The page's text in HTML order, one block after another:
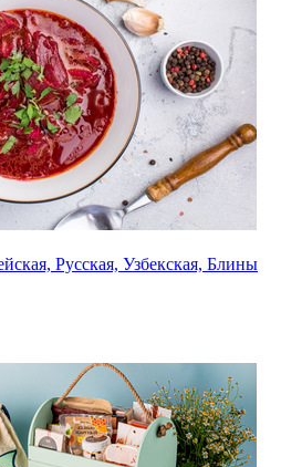
Русская, Узбекская, Блины